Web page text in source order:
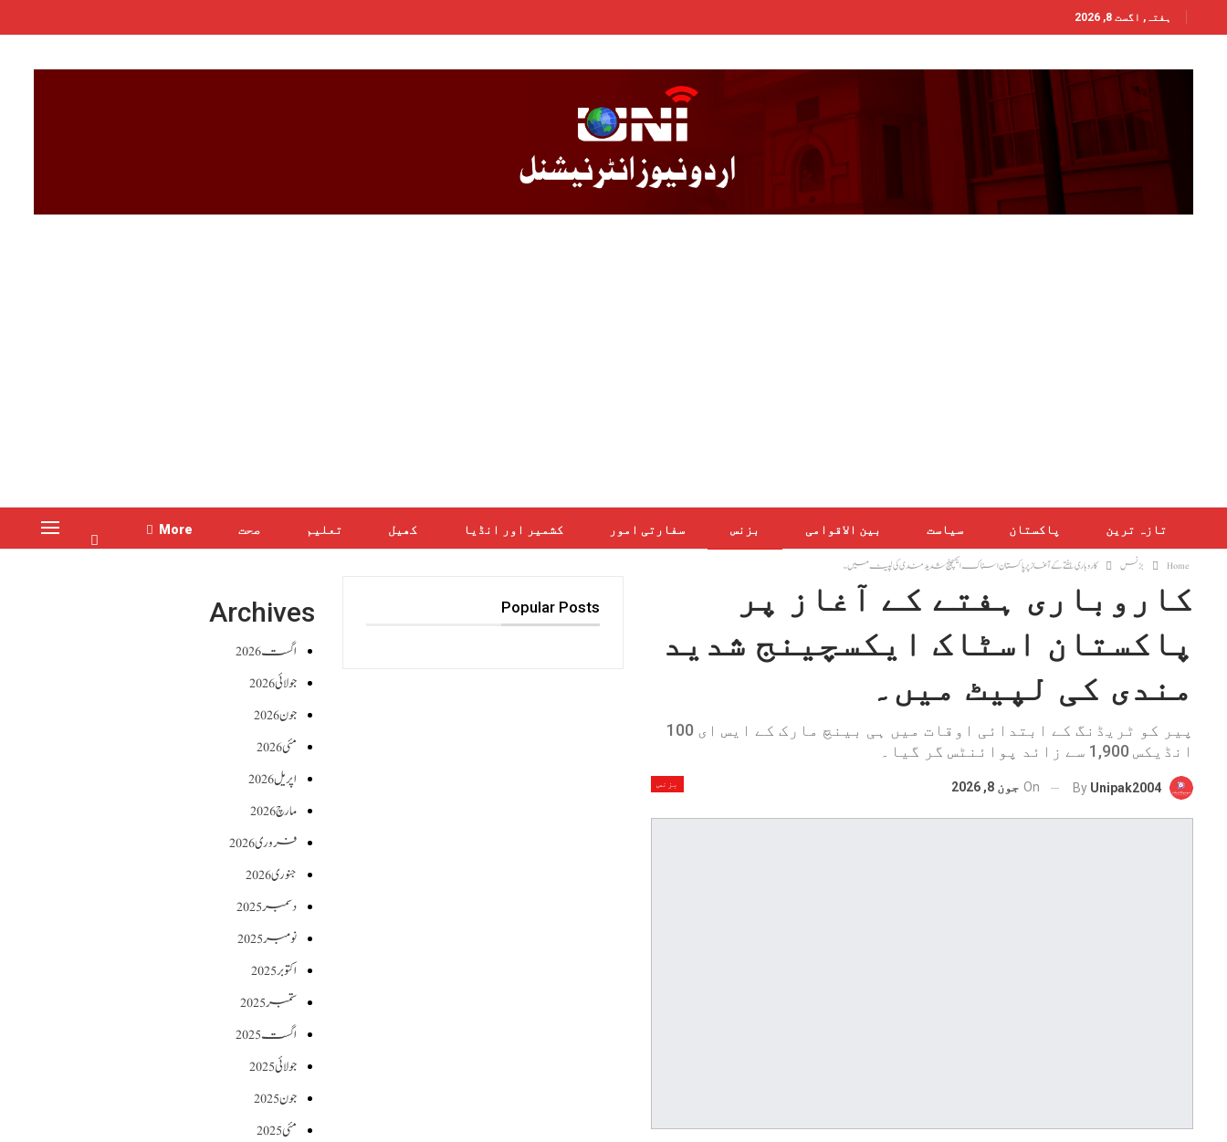
ہفتہ, اگست 8, 2026
تازہ ترین پاکستان سیاست بین الاقوامی بزنس سفارتی امور کشمیر اور انڈیا کھیل تعلیم صحت More
Home بزنس کاروباری ہفتے کے آغاز پر پاکستان اسٹاک ایکسچینج شدید مندی کی لپیٹ میں۔
کاروباری ہفتے کے آغاز پر
پاکستان اسٹاک ایکسچینج شدید
مندی کی لپیٹ میں۔
پیر کو ٹریڈنگ کے ابتدائی اوقات میں ہی بینچ مارک کے ایس ای 100
انڈیکس 1,900 سے زائد پوائنٹس گر گیا۔
بزنس By Unipak2004
On جون 8, 2026
Popular Posts
Archives
اگست 2026
جولائی 2026
جون 2026
مئی 2026
اپریل 2026
مارچ 2026
فروری 2026
جنوری 2026
دسمبر 2025
نومبر 2025
اکتوبر 2025
ستمبر 2025
اگست 2025
جولائی 2025
جون 2025
مئی 2025